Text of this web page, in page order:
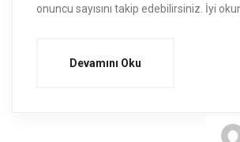
onuncu sayısını takip edebilirsiniz. İyi
Devamını Oku